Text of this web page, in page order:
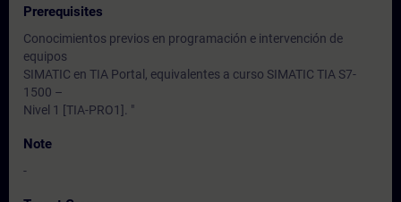
Prerequisites
Conocimientos previos en programación e intervención de
equipos
SIMATIC en TIA Portal, equivalentes a curso SIMATIC TIA S7-
1500 –
Nivel 1 [TIA-PRO1]. "
Note
-